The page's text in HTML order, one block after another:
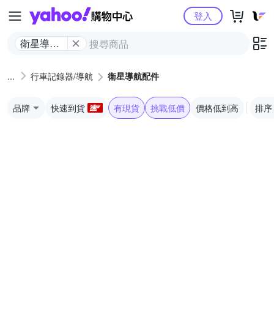
Yahoo購物中心
衛星導航
登入
行車記錄器/導航 衛星導航配件
品牌 快速到貨 有現貨 挑戰低價 價格低到高 排序